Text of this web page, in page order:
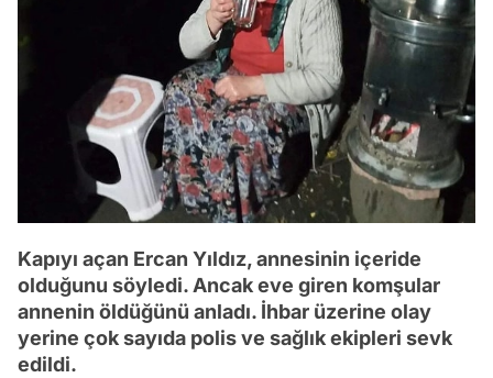
Kapıyı açan Ercan Yıldız, annesinin içeride
olduğunu söyledi. Ancak eve giren komşular
annenin öldüğünü anladı. İhbar üzerine olay
yerine çok sayıda polis ve sağlık ekipleri sevk
edildi.